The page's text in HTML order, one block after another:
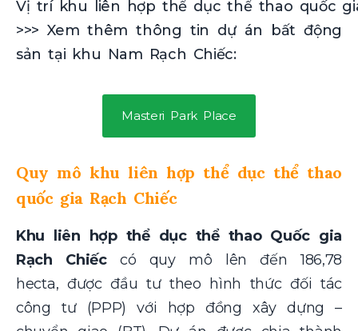
Vị trí khu liên hợp thể dục thể thao quốc
>>> Xem thêm thông tin dự án bất động
sản tại khu Nam Rạch Chiếc:
Masteri Park Place
Quy mô khu liên hợp thể dục thể thao
quốc gia Rạch Chiếc
Khu liên hợp thể dục thể thao Quốc gia
Rạch Chiếccó quy mô lên đến 186,78
hecta, được đầu tư theo hình thức đối tác
công tư (PPP) với hợp đồng xây dựng –